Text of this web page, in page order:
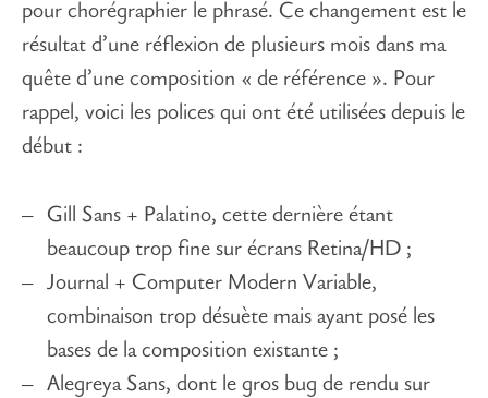
pour chorégraphier le phrasé. Ce changement est le
résultat d’une réflexion de plusieurs mois dans ma
quête d’une composition « de référence ». Pour
rappel, voici les polices qui ont été utilisées depuis le
début :
Gill Sans + Palatino, cette dernière étant
beaucoup trop fine sur écrans Retina/HD ;
Journal + Computer Modern Variable,
combinaison trop désuète mais ayant posé les
bases de la composition existante ;
Alegreya Sans, dont le gros bug de rendu sur